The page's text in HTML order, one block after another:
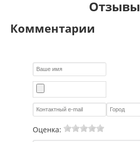
Отзывы
Комментарии
Оценка: